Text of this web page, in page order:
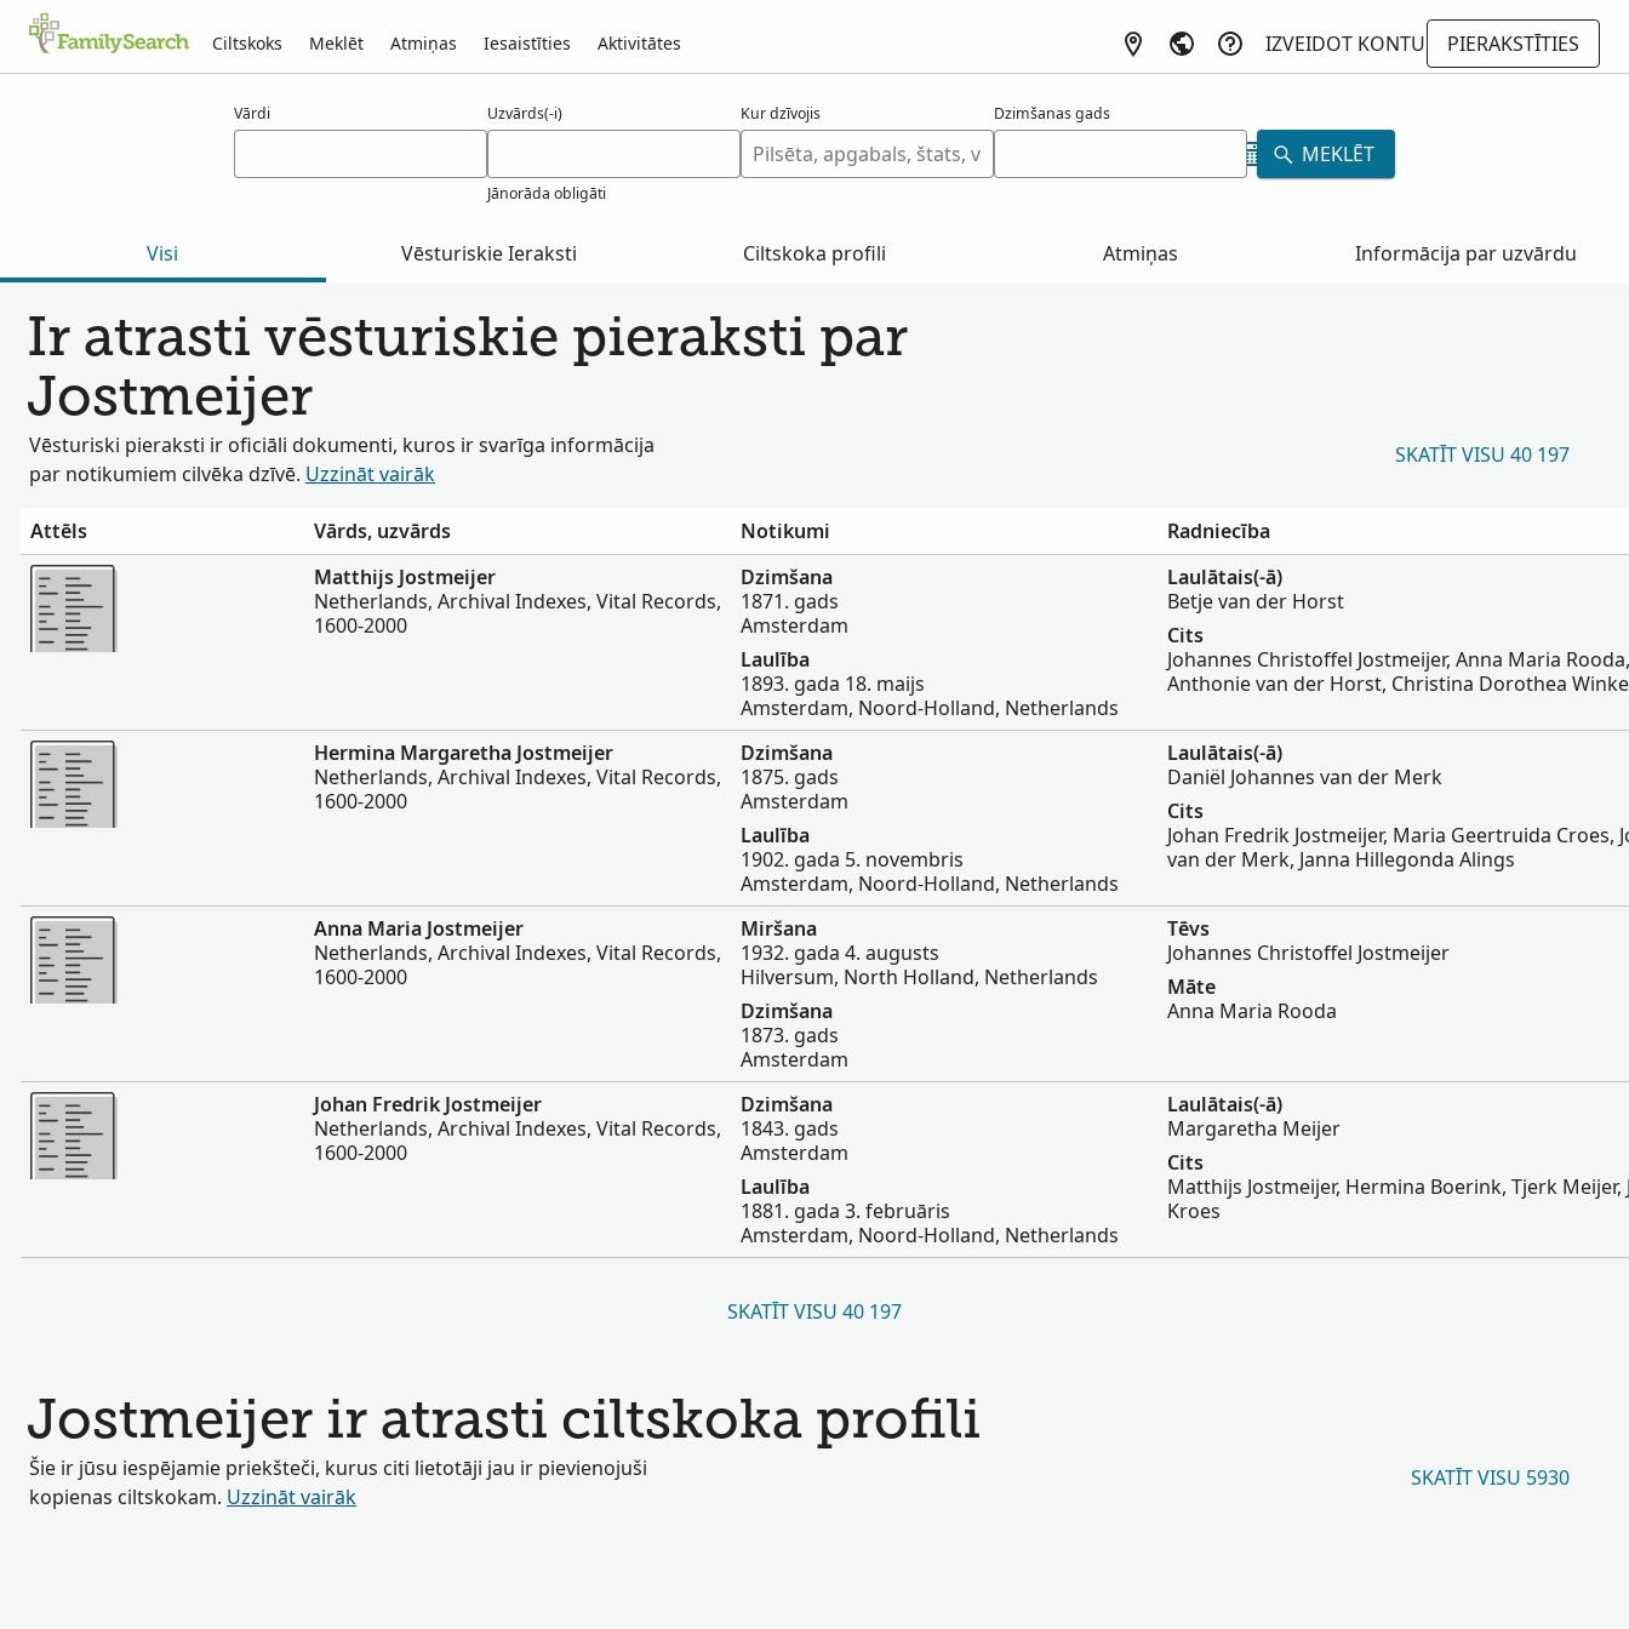
Ciltskoks Meklēt Atmiņas Iesaistīties Aktivitātes IZVEIDOT KONTU
PIERAKSTĪTIES
Vārdi Uzvārds(-i)
Jānorāda obligāti
Kur dzīvojis Dzimšanas gads
MEKLĒT
Visi Vēsturiskie Ieraksti Ciltskoka profili Atmiņas Informācija par uzvārdu
Ir atrasti vēsturiskie pieraksti par
Jostmeijer
Vēsturiski pieraksti ir oficiāli dokumenti, kuros ir svarīga informācija
par notikumiem cilvēka dzīvē. Uzzināt vairāk
SKATĪT VISU 40 197
Attēls Vārds, uzvārds Notikumi
Radniecība
Vairāk
Matthijs Jostmeijer
Netherlands, Archival Indexes, Vital Records,
1600-2000
Dzimšana
1871. gads
Amsterdam
Laulība
1893. gada 18. maijs
Amsterdam, Noord-Holland, Netherlands
Laulātais(-ā)
Betje van der Horst
Cits
Johannes Christoffel Jostmeijer, Anna Maria Rooda,
Anthonie van der Horst, Christina Dorothea
Vairāk
Hermina Margaretha Jostmeijer
Netherlands, Archival Indexes, Vital Records,
1600-2000
Dzimšana
1875. gads
Amsterdam
Laulība
1902. gada 5. novembris
Amsterdam, Noord-Holland, Netherlands
Laulātais(-ā)
Daniël Johannes van der Merk
Cits
Johan Fredrik Jostmeijer, Maria Geertruida Croes,
van der Merk, Janna Hillegonda Alings
Vairāk
Anna Maria Jostmeijer
Netherlands, Archival Indexes, Vital Records,
1600-2000
Miršana
1932. gada 4. augusts
Hilversum, North Holland, Netherlands
Dzimšana
1873. gads
Amsterdam
Tēvs
Johannes Christoffel Jostmeijer
Māte
Anna Maria Rooda
Vairāk
Johan Fredrik Jostmeijer
Netherlands, Archival Indexes, Vital Records,
1600-2000
Dzimšana
1843. gads
Amsterdam
Laulība
1881. gada 3. februāris
Amsterdam, Noord-Holland, Netherlands
Laulātais(-ā)
Margaretha Meijer
Cits
Matthijs Jostmeijer, Hermina Boerink, Tjerk Meijer,
Kroes
SKATĪT VISU 40 197
Jostmeijer ir atrasti ciltskoka profili
Šie ir jūsu iespējamie priekšteči, kurus citi lietotāji jau ir pievienojuši
kopienas ciltskokam. Uzzināt vairāk
SKATĪT VISU 5930